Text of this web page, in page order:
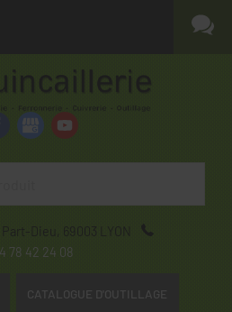
Dieu, 69003
LYON
78 42 24 08
CATALOGUE D'OUTILLAGE